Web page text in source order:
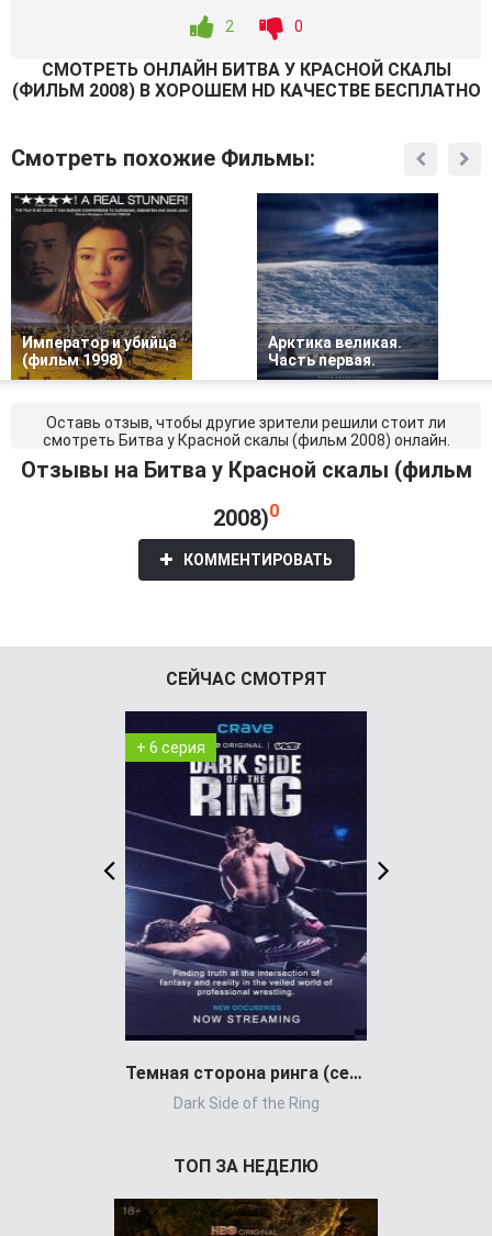
2 0
СМОТРEТЬ ОНЛАЙН БИТВА У КРАСНОЙ СКАЛЫ
(ФИЛЬМ 2008) В ХОРОШЕМ HD КАЧЕСТВЕ БЕСПЛАТНО
Смотреть похожие Фильмы:
Император и убийца
(фильм 1998)
Арктика великая.
Часть первая.
Оставь отзыв, чтобы другие зрители решили стоит ли
смотреть Битва у Красной скалы (фильм 2008) онлайн.
Отзывы на Битва у Красной скалы (фильм
2008)0
КОММЕНТИРОВАТЬ
СЕЙЧАС СМОТРЯТ
+ 6 серия
Темная сторона ринга (сериал 2019)
Dark Side of the Ring
ТОП ЗА НЕДЕЛЮ